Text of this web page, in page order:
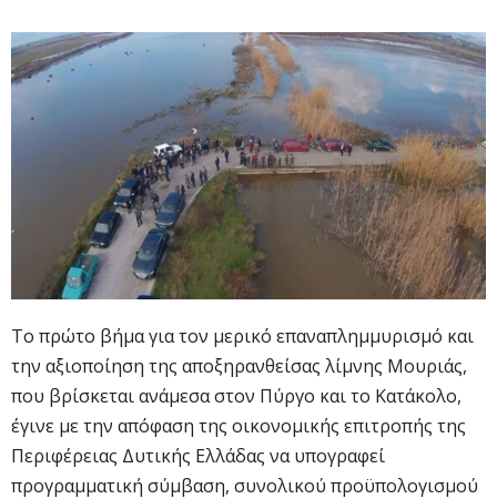
Το πρώτο βήμα για τον μερικό επαναπλημμυρισμό και
την αξιοποίηση της αποξηρανθείσας λίμνης Μουριάς,
που βρίσκεται ανάμεσα στον Πύργο και το Κατάκολο,
έγινε με την απόφαση της οικονομικής επιτροπής της
Περιφέρειας Δυτικής Ελλάδας να υπογραφεί
προγραμματική σύμβαση, συνολικού προϋπολογισμού